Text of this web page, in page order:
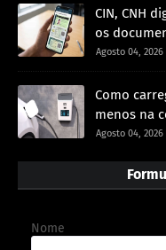
CIN, CNH
os
Agosto 04, 2026
Como
menos na
Agosto 04, 2026
Nome